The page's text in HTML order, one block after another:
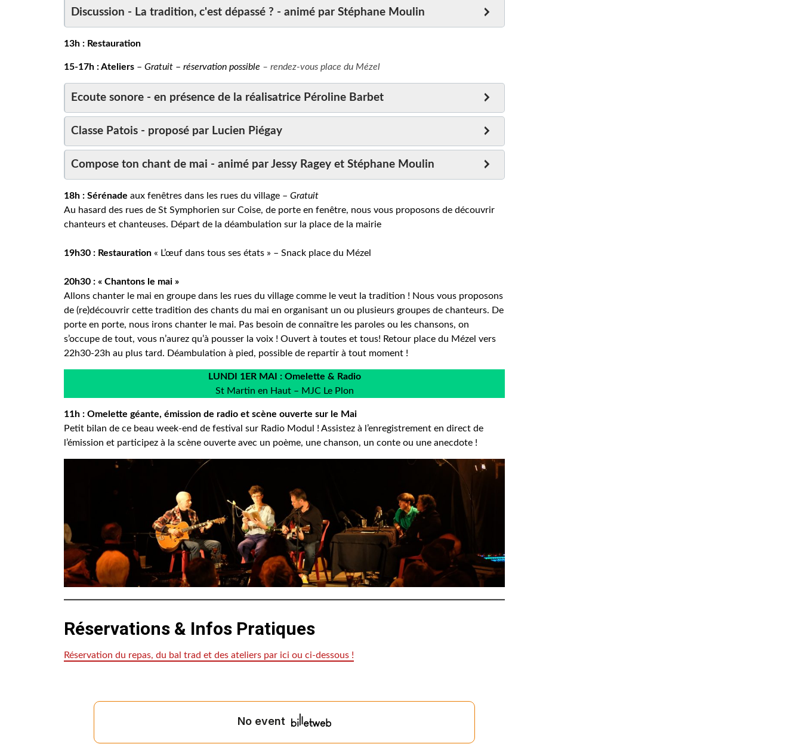
Discussion - La tradition, c'est dépassé ? - animé par Stéphane Moulin
13h : Restauration
15-17h : Ateliers – Gratuit – réservation possible – rendez-vous place du Mézel
Ecoute sonore - en présence de la réalisatrice Péroline Barbet
Classe Patois - proposé par Lucien Piégay
Compose ton chant de mai - animé par Jessy Ragey et Stéphane Moulin
18h : Sérénade aux fenêtres dans les rues du village – Gratuit
Au hasard des rues de St Symphorien sur Coise, de porte en fenêtre, nous vous proposons de découvrir
chanteurs et chanteuses. Départ de la déambulation sur la place de la mairie
19h30 : Restauration « L’œuf dans tous ses états » – Snack place du Mézel
20h30 : « Chantons le mai »
Allons chanter le mai en groupe dans les rues du village comme le veut la tradition ! Nous vous proposons
de (re)découvrir cette tradition des chants du mai en organisant un ou plusieurs groupes de chanteurs. De
porte en porte, nous irons chanter le mai. Pas besoin de connaître les paroles ou les chansons, on
s’occupe de tout, vous n’aurez qu’à pousser la voix ! Ouvert à toutes et tous! Retour place du Mézel vers
22h30-23h au plus tard. Déambulation à pied, possible de repartir à tout moment !
LUNDI 1ER MAI : Omelette & Radio
St Martin en Haut – MJC Le Plon
11h : Omelette géante, émission de radio et scène ouverte sur le Mai
Petit bilan de ce beau week-end de festival sur Radio Modul ! Assistez à l’enregistrement en direct de
l’émission et participez à la scène ouverte avec un poème, une chanson, un conte ou une anecdote !
Réservations & Infos Pratiques
Réservation du repas, du bal trad et des ateliers par ici ou ci-dessous !